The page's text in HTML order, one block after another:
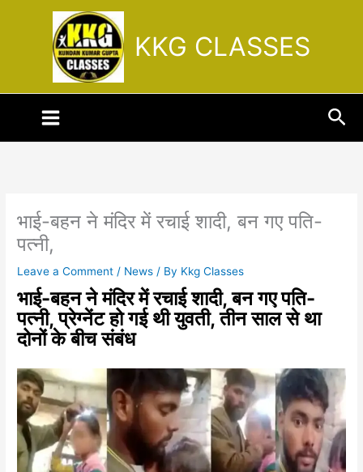
KKG CLASSES
भाई-बहन ने मंदिर में रचाई शादी, बन गए पति-
पत्नी,
Leave a Comment / News / By Kkg Classes
भाई-बहन ने मंदिर में रचाई शादी, बन गए पति-
पत्नी, प्रेग्नेंट हो गई थी युवती, तीन साल से था
दोनों के बीच संबंध